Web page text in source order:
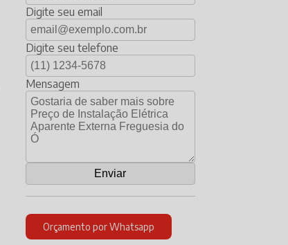
Digite seu email
Digite seu telefone
Mensagem
Orçamento por Whatsapp